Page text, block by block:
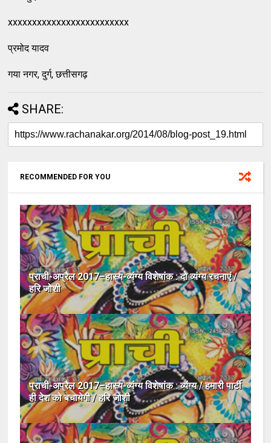
xxxxxxxxxxxxxxxxxxxxxxxxx
प्रमोद यादव
गया नगर, दुर्ग, छत्तीसगढ़
SHARE:
RECOMMENDED FOR YOU
प्राची-अप्रैल 2017–हास्य-व्यंग्य विशेषांक : दो व्यंग्य रचनाएं /
हरि जोशी
प्राची-अप्रैल 2017–हास्य-व्यंग्य विशेषांक : व्यंग्य / हमारी पार्टी
ही देश को बचायेगी / हरि जोशी